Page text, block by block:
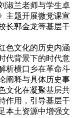
淑兰老师与学生卓
主题开展微党课宣
长郭金龙等基层干
色文化的历史内涵
代背景下的时代意
析横口乡在革命斗
阐释与具体历史事
文化在凝聚基层共
作用，引导基层干
本土资源中增强文